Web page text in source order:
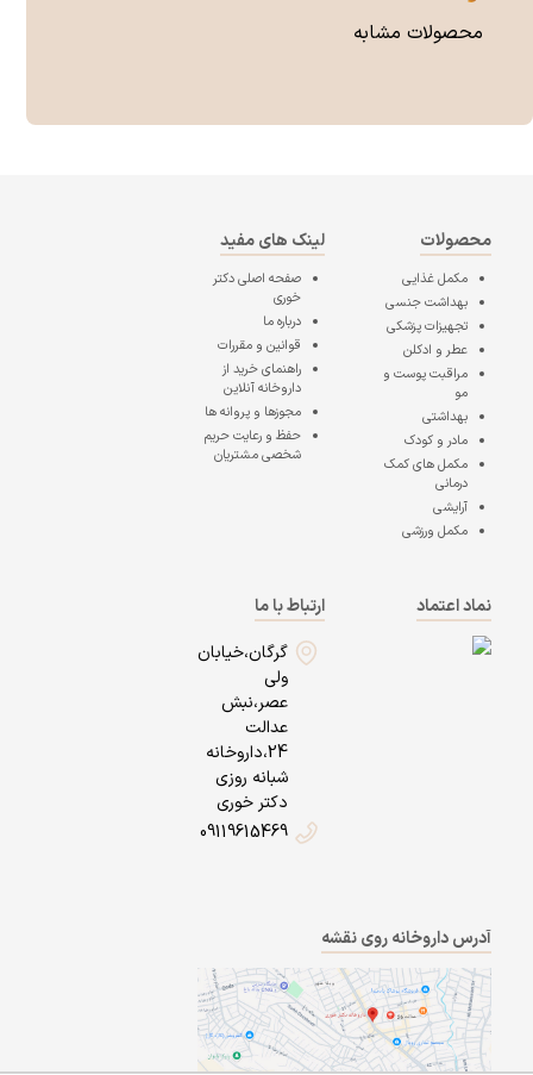
محصولات مشابه
محصولات
مکمل غذایی
بهداشت جنسی
تجهیزات پزشکی
عطر و ادکلن
مراقبت پوست و
مو
بهداشتی
مادر و کودک
مکمل های کمک
درمانی
آرایشی
مکمل ورزشی
لینک های مفید
صفحه اصلیدکتر
خوری
درباره ما
قوانین و مقررات
راهنمای خرید از
داروخانه آنلاین
مجوزها و پروانه ها
حفظ و رعایت حریم
شخصی مشتریان
نماد اعتماد
ارتباط با ما
گرگان،خیابان
ولی
عصر،نبش
عدالت
24،داروخانه
شبانه روزی
دکتر خوری
09119615469
آدرس داروخانه روی نقشه